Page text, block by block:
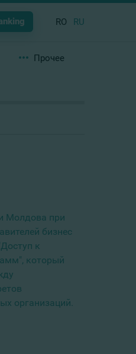
RO RU
Прочее
Молдова при
бизнес
к
который
организаций.